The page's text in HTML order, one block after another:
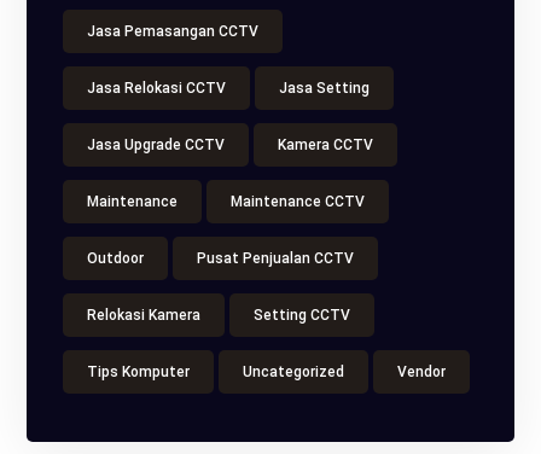
Jasa Pemasangan CCTV
Jasa Relokasi CCTV Jasa Setting
Jasa Upgrade CCTV Kamera CCTV
Maintenance Maintenance CCTV
Outdoor Pusat Penjualan CCTV
Relokasi Kamera Setting CCTV
Tips Komputer Uncategorized Vendor